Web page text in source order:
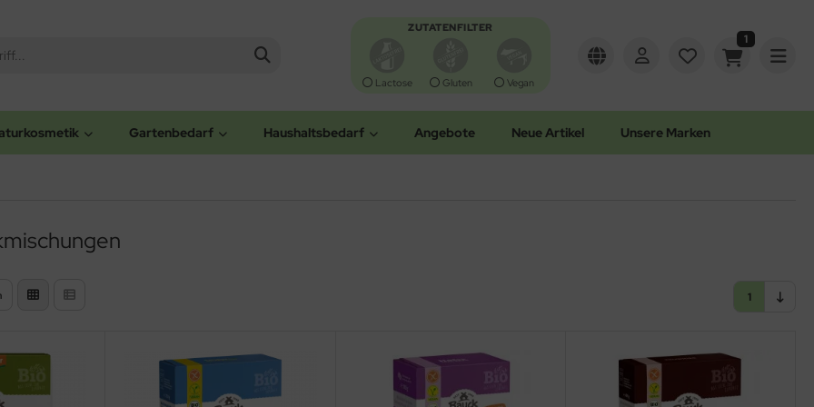
ZUTATENFILTER
Lactose Gluten Vegan
1
Gartenbedarf Haushaltsbedarf Angebote Neue Artikel Unsere Marken
1